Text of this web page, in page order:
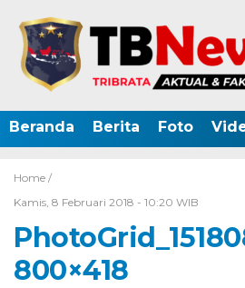
Beranda Berita Foto
Home /
Kamis, 8 Februari 2018 - 10:20 WIB
800×418